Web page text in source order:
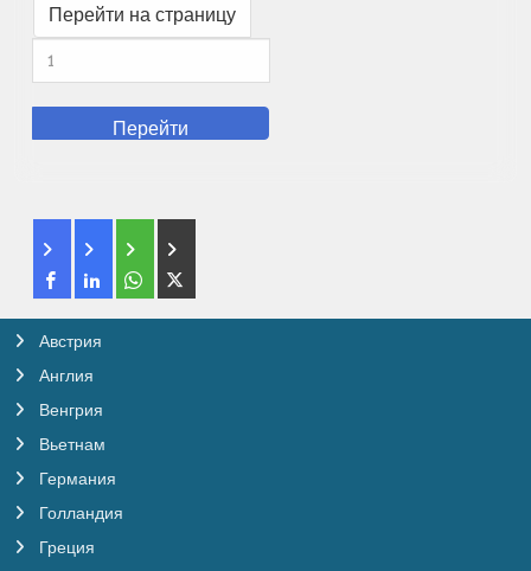
Перейти на страницу
Перейти
Австрия
Англия
Венгрия
Вьетнам
Германия
Голландия
Греция